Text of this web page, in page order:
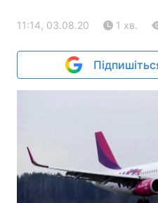
11:14, 03.08.20 1 хв.